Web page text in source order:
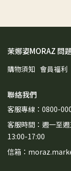
茉娜姿MORAZ 問
購物須知 會員福利
聯絡我們
客服專線：0800-
客服時間：週一至
13:00-17:00
信箱：